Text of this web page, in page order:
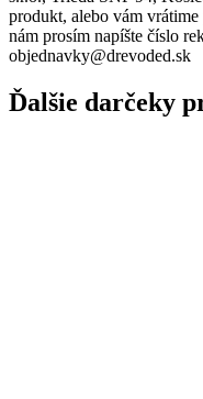
produkt, alebo vám
nám prosím napíšte číslo
objednavky@drevoded.sk
Ďalšie darčeky